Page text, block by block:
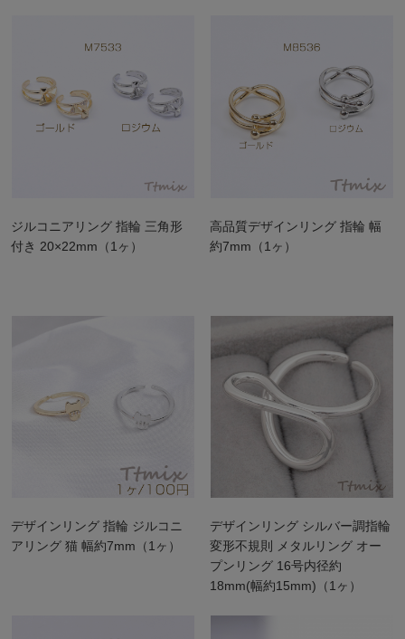
ジルコニアリング 指輪 三角形
付き 20×22mm（1ヶ）
高品質デザインリング 指輪 幅
約7mm（1ヶ）
デザインリング 指輪 ジルコニ
アリング 猫 幅約7mm（1ヶ）
デザインリング シルバー調指輪
変形不規則 メタルリング オー
プンリング 16号内径約
18mm(幅約15mm)（1ヶ）